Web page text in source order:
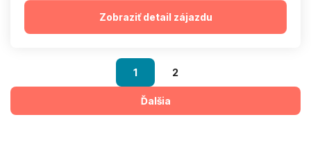
Zobraziť detail zájazdu
1 2
Ďalšia